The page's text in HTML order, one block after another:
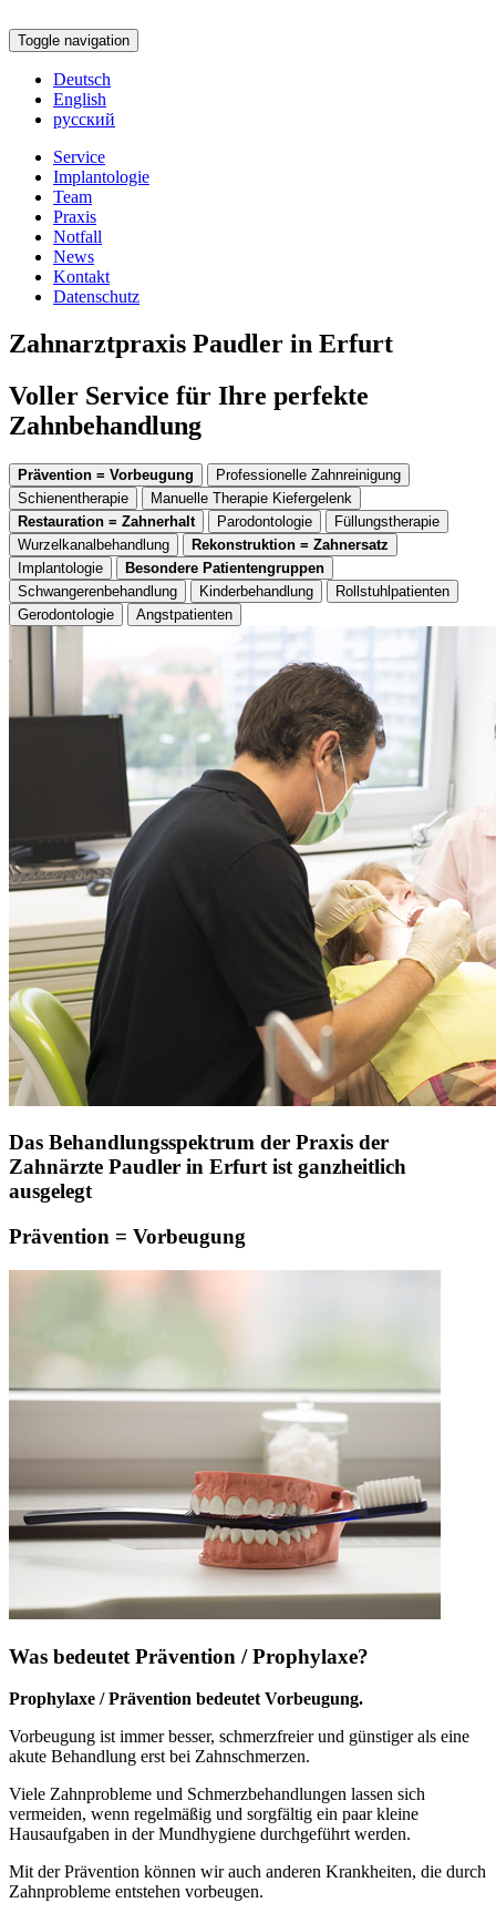
Toggle navigation
Deutsch
English
русский
Service
Implantologie
Team
Praxis
Notfall
News
Kontakt
Datenschutz
Zahnarztpraxis Paudler in Erfurt
Voller Service für Ihre perfekte
Zahnbehandlung
Prävention = Vorbeugung
Professionelle Zahnreinigung
Schienentherapie
Manuelle Therapie Kiefergelenk
Restauration = Zahnerhalt
Parodontologie
Füllungstherapie
Wurzelkanalbehandlung
Rekonstruktion = Zahnersatz
Implantologie
Besondere Patientengruppen
Schwangerenbehandlung
Kinderbehandlung
Rollstuhlpatienten
Gerodontologie
Angstpatienten
Das Behandlungsspektrum der Praxis der
Zahnärzte Paudler in Erfurt ist ganzheitlich
ausgelegt
Prävention = Vorbeugung
Was bedeutet Prävention / Prophylaxe?
Prophylaxe / Prävention bedeutet Vorbeugung.
Vorbeugung ist immer besser, schmerzfreier und günstiger als eine
akute Behandlung erst bei Zahnschmerzen.
Viele Zahnprobleme und Schmerzbehandlungen lassen sich
vermeiden, wenn regelmäßig und sorgfältig ein paar kleine
Hausaufgaben in der Mundhygiene durchgeführt werden.
Mit der Prävention können wir auch anderen Krankheiten, die durch
Zahnprobleme entstehen vorbeugen.